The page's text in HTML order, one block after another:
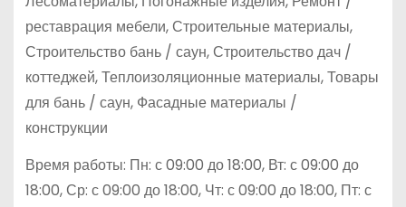
реставрация мебели, Строительные материалы,
Строительство бань / саун, Строительство дач /
коттеджей, Теплоизоляционные материалы, Товары
для бань / саун, Фасадные материалы /
конструкции
Время работы: Пн: с 09:00 до 18:00, Вт: с 09:00 до
18:00, Ср: с 09:00 до 18:00, Чт: с 09:00 до 18:00, Пт: с